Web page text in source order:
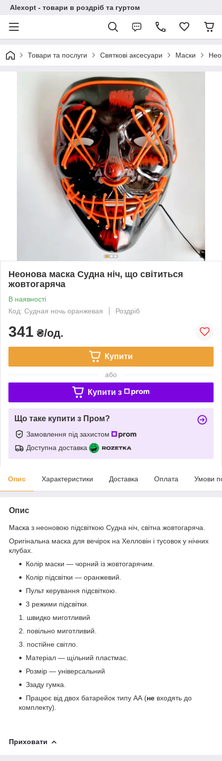
Alexopt - товари в роздріб та гуртом
Товари та послуги Святкові аксесуари Маски
Неонова маска Судна ніч, що світиться
жовтогаряча
В наявності
Код: Судная ночь оранжевая
Роздріб
341 ₴/од.
Купити
або
Купити з
Що таке купити з Пром?
Замовлення під захистом
Доступна доставка
Опис Характеристики Доставка Оплата Умови
Опис
Маска з неоновою підсвіткою Судна ніч, світна жовтогаряча
Оригінальна маска для вечірок на Хелловін і тусовок у нічних
клубах.
Колір маски — чорний із жовтогарячим.
Колір підсвітки — оранжевий.
Пульт керування підсвіткою.
3 режими підсвітки.
швидко миготливий
повільно миготливий.
постійне світло.
Матеріал — щільний пластмас.
Розмір — універсальний
Ззаду гумка.
Працює від двох батарейок типу АА (не входять до
комплекту).
Приховати